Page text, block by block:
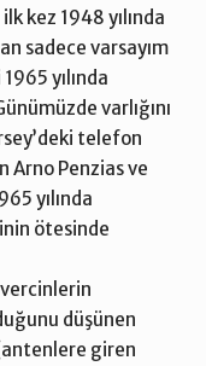
kez 1948 yılında
sadece varsayım
yılında
varlığını
telefon
Arno Penzias ve
yılında
ötesinde
düşünen
giren